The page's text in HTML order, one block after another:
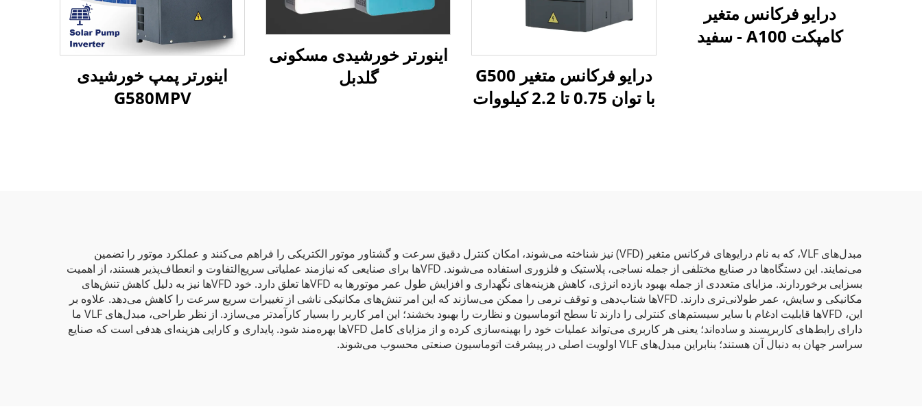
درایو فرکانس متغیر
کامپکت A100 - سفید
درایو فرکانس متغیر G500
با توان 0.75 تا 2.2 کیلووات
اینورتر خورشیدی مسکونی
گلدبل
اینورتر پمپ خورشیدی
G580MPV
مبدل‌های VLF، که به نام درایوهای فرکانس متغیر (VFD) نیز شناخته می‌شوند، امکان کنترل دقیق سرعت و گشتاور موتور الکتریکی را فراهم می‌کنند و عملکرد موتور را تضمین
می‌نمایند. این دستگاه‌ها در صنایع مختلفی از جمله نساجی، پلاستیک و فلزوری استفاده می‌شوند. VFDها برای صنایعی که نیازمند عملیاتی سریع‌التفاوت و انعطاف‌پذیر هستند، از اهمیت
بسزایی برخوردارند. مزایای متعددی از جمله بهبود بازده انرژی، کاهش هزینه‌های نگهداری و افزایش طول عمر موتورها به VFDها تعلق دارد. خود VFDها نیز به دلیل کاهش تنش‌های
مکانیکی و سایش، عمر طولانی‌تری دارند. VFDها شتاب‌دهی و توقف نرمی را ممکن می‌سازند که این امر تنش‌های مکانیکی ناشی از تغییرات سریع سرعت را کاهش می‌دهد. علاوه بر
این، VFDها قابلیت ادغام با سایر سیستم‌های کنترلی را دارند تا سطح اتوماسیون و نظارت را بهبود بخشند؛ این امر کاربر را بسیار کارآمدتر می‌سازد. از نظر طراحی، مبدل‌های VLF ما
دارای رابط‌های کاربرپسند و ساده‌اند؛ یعنی هر کاربری می‌تواند عملیات خود را بهینه‌سازی کرده و از مزایای کامل VFDها بهره‌مند شود. پایداری و کارایی هزینه‌ای هدفی است که صنایع
سراسر جهان به دنبال آن هستند؛ بنابراین مبدل‌های VLF اولویت اصلی در پیشرفت اتوماسیون صنعتی محسوب می‌شوند.